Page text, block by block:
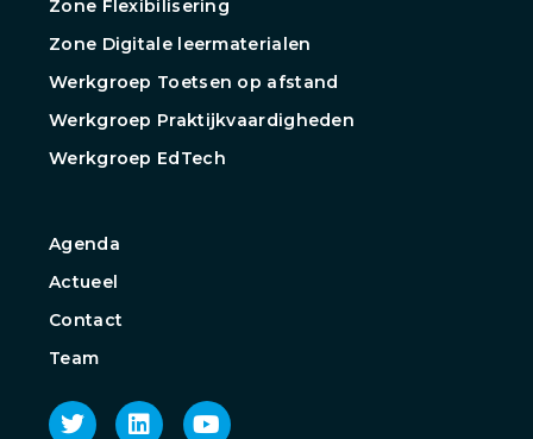
Zone Flexibilisering
Zone Digitale leermaterialen
Werkgroep Toetsen op afstand
Werkgroep Praktijkvaardigheden
Werkgroep EdTech
Agenda
Actueel
Contact
Team